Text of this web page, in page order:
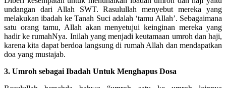
undangan dari Allah SWT. Rasulullah menyebut mereka yang
melakukan ibadah ke Tanah Suci adalah ‘tamu Allah’. Sebagaimana
satu orang tamu, Allah akan menyetujui keinginan mereka yang
hadir ke rumahNya. Inilah yang menjadi keutamaan umroh dan haji,
karena kita dapat berdoa langsung di rumah Allah dan mendapatkan
doa yang mustajab.
3. Umroh sebagai Ibadah Untuk Menghapus Dosa